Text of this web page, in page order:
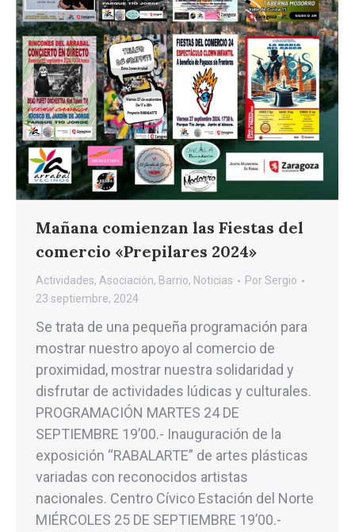
Mañana comienzan las Fiestas del
comercio «Prepilares 2024»
Actividades, Asociación, Barrio, Noticias PorSergio
23 septiembre, 2024
Se trata de una pequeña programación para
mostrar nuestro apoyo al comercio de
proximidad, mostrar nuestra solidaridad y
disfrutar de actividades lúdicas y culturales.
PROGRAMACIÓN MARTES 24 DE
SEPTIEMBRE 19’00.- Inauguración de la
exposición “RABALARTE” de artes plásticas
variadas con reconocidos artistas
nacionales. Centro Cívico Estación del Norte
MIÉRCOLES 25 DE SEPTIEMBRE 19’00.-